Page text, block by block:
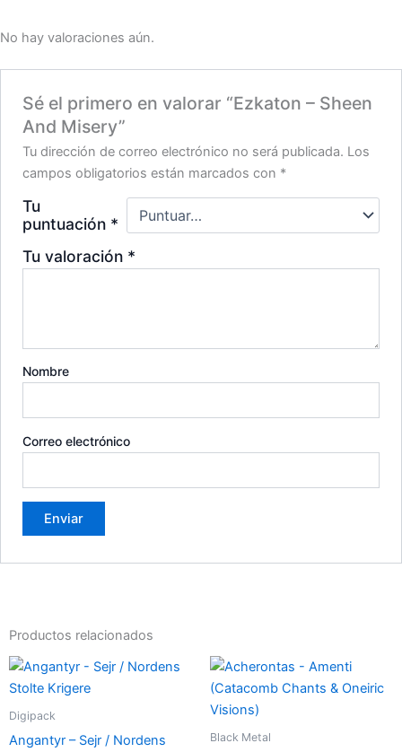
No hay valoraciones aún.
Sé el primero en valorar “Ezkaton – Sheen
And Misery”
Tu dirección de correo electrónico no será publicada. Los
campos obligatorios están marcados con *
Tu
puntuación *
Tu valoración *
Nombre
Correo electrónico
Productos relacionados
Digipack
Angantyr – Sejr / Nordens Black Metal